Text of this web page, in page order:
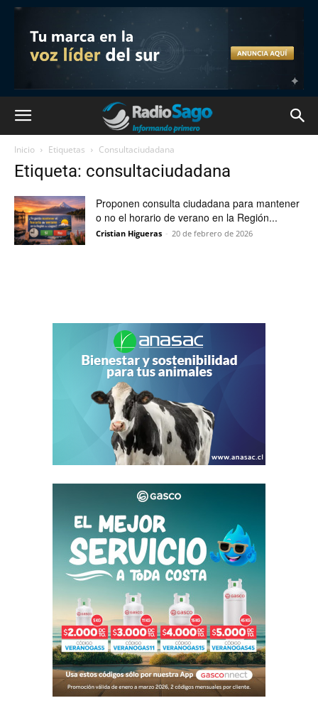
Inicio Etiquetas Consultaciudadana
Etiqueta: consultaciudadana
Proponen consulta ciudadana para mantener
o no el horario de verano en la Región...
Cristian Higueras - 20 de febrero de 2026